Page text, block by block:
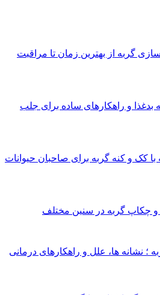
گربه از بهترین زمان تا مراقبت‌
بدغذا و راهکارهای ساده برای جلب
با کک و کنه گربه برای صاحبان حیوانات
و چکاپ گربه در سنین مختلف
نشانه‌ ها، علل و راهکارهای درمانی